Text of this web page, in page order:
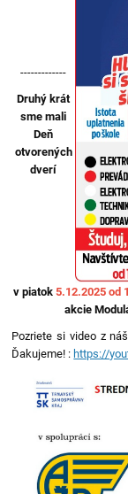
-------------
Druhý krát
sme mali
Deň
otvorených
dverí
v piatok 5.12.2025 od
akcie
Pozriete si video z
Ďakujeme! : https://